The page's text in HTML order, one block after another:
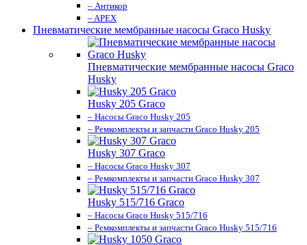
– Антикор
– APEX
Пневматические мембранные насосы Graco Husky
Пневматические мембранные насосы Graco
Husky
Husky 205 Graco
– Насосы Graco Husky 205
– Ремкомплекты и запчасти Graco Husky 205
Husky 307 Graco
– Насосы Graco Husky 307
– Ремкомплекты и запчасти Graco Husky 307
Husky 515/716 Graco
– Насосы Graco Husky 515/716
– Ремкомплекты и запчасти Graco Husky 515/716